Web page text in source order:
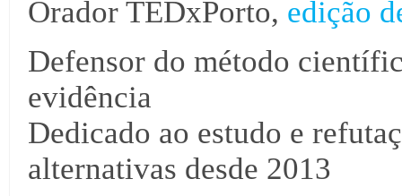
Orador TEDxPorto, edição
Defensor do método
evidência
Dedicado ao estudo e
alternativas desde 2013